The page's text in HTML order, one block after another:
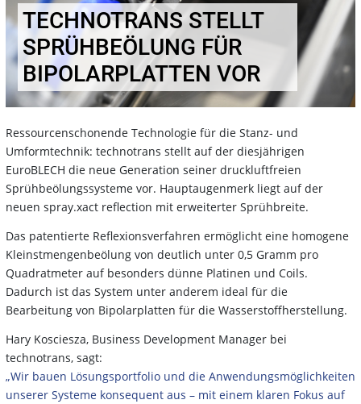
TECHNOTRANS STELLT
SPRÜHBEÖLUNG FÜR
BIPOLARPLATTEN VOR
Ressourcenschonende Technologie für die Stanz- und
Umformtechnik: technotrans stellt auf der diesjährigen
EuroBLECH die neue Generation seiner druckluftfreien
Sprühbeölungssysteme vor. Hauptaugenmerk liegt auf der
neuen spray.xact reflection mit erweiterter Sprühbreite.
Das patentierte Reflexionsverfahren ermöglicht eine homogene
Kleinstmengenbeölung von deutlich unter 0,5 Gramm pro
Quadratmeter auf besonders dünne Platinen und Coils.
Dadurch ist das System unter anderem ideal für die
Bearbeitung von Bipolarplatten für die Wasserstoffherstellung.
Hary Kosciesza, Business Development Manager bei
technotrans, sagt:
„Wir bauen Lösungsportfolio und die Anwendungsmöglichkeiten
unserer Systeme konsequent aus – mit einem klaren Fokus auf